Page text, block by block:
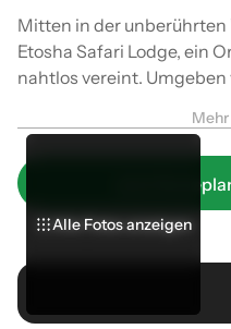
Mitten in der
Etosha Safari Lodge, ein
nahtlos vereint.
Etosha-Nationalpark
perfekte Mischung aus
authentischem Safari-
Jetzt
Alle Fotos anzeigen
Alle Fotos anzeigen
Alle Fotos anzeigen